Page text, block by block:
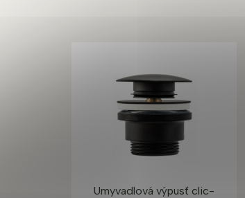
Umyvadlová výpusť clic-